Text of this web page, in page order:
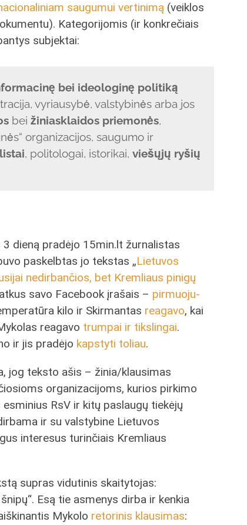
saugumui vertinimą (veiklos
Kategorijomis (ir konkrečiais
subjektai:
bei ideologinę politiką
vyriausybė, valstybinės arba jos
bei žiniasklaidos priemonės,
organizacijos, saugumo ir
, politologai, istorikai, viešųjų ryšių
dieną pradėjo 15min.lt žurnalistas
paskelbtas jo tekstas „Lietuvos
nedirbančios, bet Kremliaus pinigų
savo Facebook įrašais – pirmuoju-
kilo ir Skirmantas reagavo, kai
reagavo trumpai ir tikslingai.
ir jis pradėjo kapstyti toliau.
jog teksto ašis – žinia/klausimas
organizacijoms, kurios pirkimo
RsV ir kitų paslaugų tiekėjų
ir su valstybine Lietuvos
interesus turinčiais Kremliaus
supras vidutinis skaitytojas:
Esą tie asmenys dirba ir kenkia
Mykolo retorinis klausimas: